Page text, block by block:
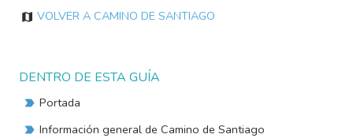
Volver a Camino de Santiago
DENTRO DE ESTA GUÍA
Portada
Información general de Camino de Santiago